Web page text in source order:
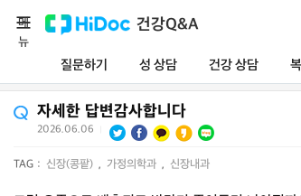
건강Q&A
질문하기 성 상담 건강 상담
메
뉴
자세한 답변감사합니다
2026.06.06
TAG : 신장(콩팥) , 가정의학과 , 신장내과